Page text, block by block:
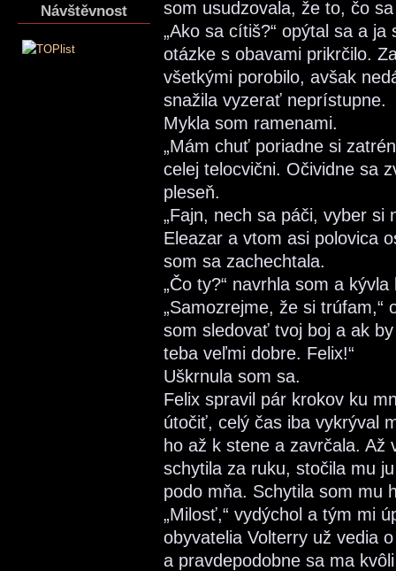
Návštěvnost
som usudzovala, že to, čo
„Ako sa cítiš?“ opýtal sa a
otázke s obavami prikrčilo.
všetkými porobilo, avšak
snažila vyzerať neprístupne.
Mykla som ramenami.
„Mám chuť poriadne si
celej telocvični. Očividne sa
pleseň.
„Fajn, nech sa páči, vyber si
Eleazar a vtom asi polovica
som sa zachechtala.
„Čo ty?“ navrhla som a
„Samozrejme, že si trúfam,“
som sledovať tvoj boj a ak
teba veľmi dobre. Felix!“
Uškrnula som sa.
Felix spravil pár krokov ku
útočiť, celý čas iba vykrýval
ho až k stene a zavrčala. Až
schytila za ruku, stočila mu
podo mňa. Schytila som mu
„Milosť,“ vydýchol a tým mi
obyvatelia Volterry už vedia
a pravdepodobne sa ma